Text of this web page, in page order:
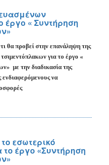
έργο « Συντήρηση
θα προβεί στην επανάληψη της
για το έργο «
με την διαδικασία της
ενδιαφερόμενους να
εσωτερικό
έργο «Συντήρηση